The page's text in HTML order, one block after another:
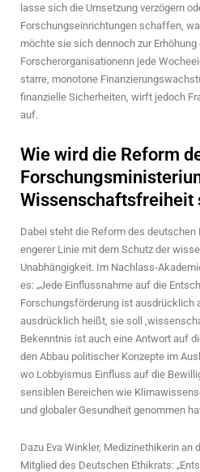
lasse sich die Umsetzung verzögern
Forschungseinrichtungen schaffen,
möchte sie sich dennoch zur
Forscherorganisationenn jede
starre, monotone
finanzielle Sicherheiten, wirft jedoch
auf.
Wie wird die Reform
Wissenschaftsfreiheit
Dabei steht die Reform des
engerer Linie mit dem Schutz der
Unabhängigkeit. Im Nachlass-
es: „Jede Einflussnahme auf die
Forschungsförderung ist ausdrücklich
ausdrücklich heißt, sie soll
Bekenntnis ist auch eine Antwort auf
den Abbau politischer Konzepte im
wo Lobbyismus Einfluss auf die
sensiblen Bereichen wie
und globaler Gesundheit genommen
Dazu Eva Winkler, Medizinethikerin an
Mitglied des Deutschen Ethikrats: